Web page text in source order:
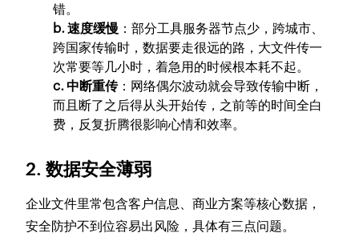
错。
b. 速度缓慢 ：部分工具服务器节点少，跨城市、
跨国家传输时，数据要走很远的路，大文件传一
次常要等几小时，着急用的时候根本耗不起。
c. 中断重传：网络偶尔波动就会导致传输中断，
而且断了之后得从头开始传，之前等的时间全白
费，反复折腾很影响心情和效率。
2. 数据安全薄弱
企业文件里常包含客户信息、商业方案等核心数据，
安全防护不到位容易出风险，具体有三点问题。